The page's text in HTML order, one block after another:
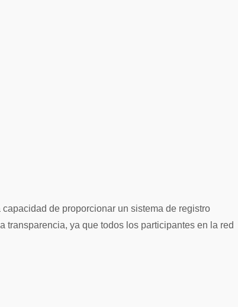
de proporcionar un sistema de registro
ya que todos los participantes en la red